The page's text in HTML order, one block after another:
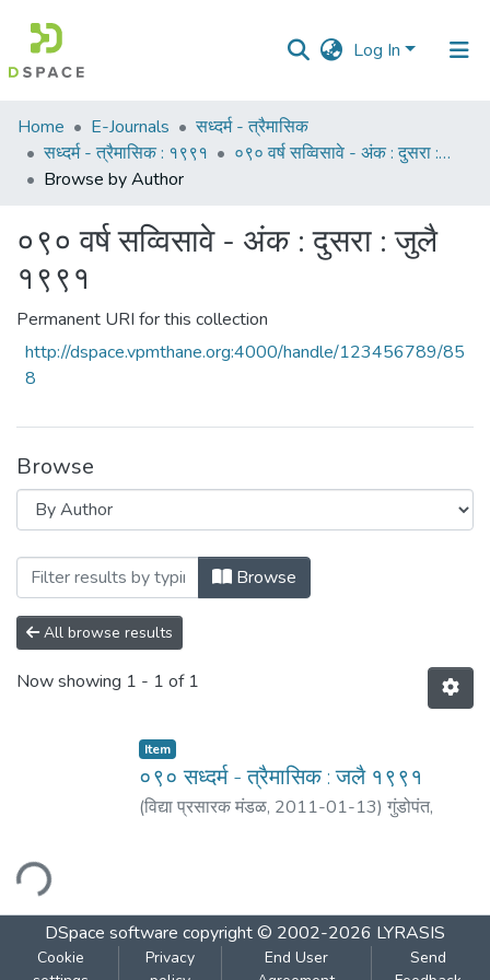
Log In
Communities
&
Collections
All of DSpace
Home E-Journals
सध्दर्म - त्रैमासिक
सध्दर्म - त्रैमासिक : १९९१
०९० वर्ष सव्विसावे - अंक : दुसरा : जुलै १९९१
Browse by Author
०९० वर्ष सव्विसावे - अंक : दुसरा : जुलै
१९९१
Permanent URI for this collection
http://dspace.vpmthane.org:4000/handle/123456789/85
8
Browse
Browsing ०९० वर्ष सव्विसावे - अंक : दुसरा : जुलै
Browse
All browse results
Now showing 1 - 1 of 1
Item
०९० सध्दर्म - त्रैमासिक : जलै १९९१
(विद्या प्रसारक मंडळ, 2011-01-13) गुंडोपंत,
DSpace software copyright © 2002-2026 LYRASIS
Cookie
Privacy
End User
Send